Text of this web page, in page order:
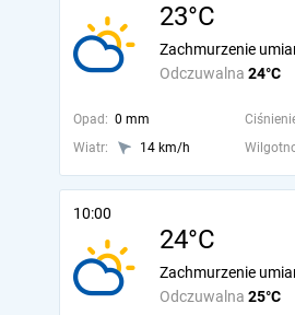
23°C
Odczuwalna 24°C
Zachmurzenie
Opad: 0 mm
Wiatr:
14 km/h
10:00
24°C
Odczuwalna 25°C
Zachmurzenie